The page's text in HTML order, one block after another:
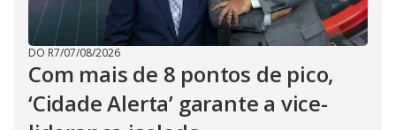
o
DO R7/07/08/2026
Com mais de 8 pontos de pico,
‘Cidade Alerta’ garante a vice-